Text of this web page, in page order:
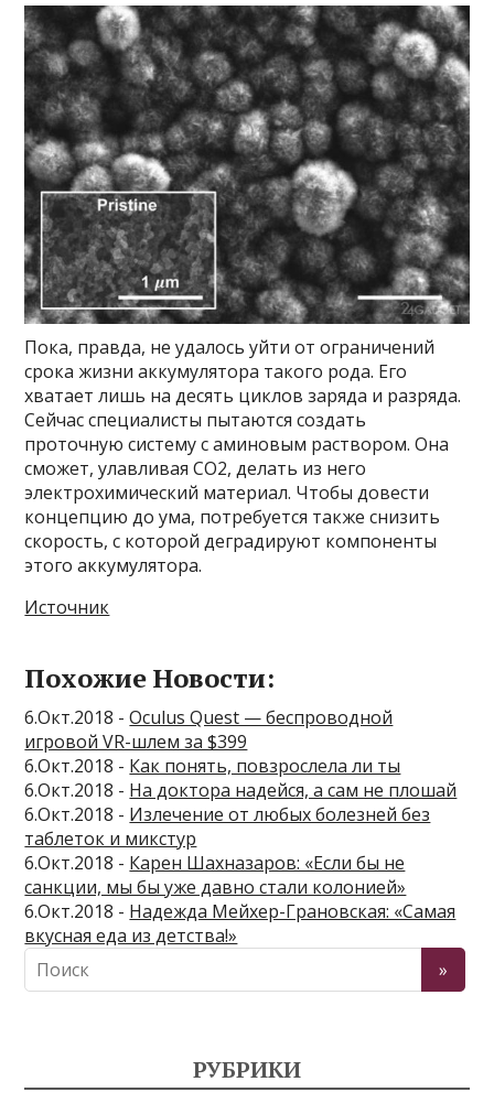
Пока, правда, не удалось уйти от ограничений
срока жизни аккумулятора такого рода. Его
хватает лишь на десять циклов заряда и разряда.
Сейчас специалисты пытаются создать
проточную систему с аминовым раствором. Она
сможет, улавливая CO2, делать из него
электрохимический материал. Чтобы довести
концепцию до ума, потребуется также снизить
скорость, с которой деградируют компоненты
этого аккумулятора.
Источник
Похожие Новости:
6.Окт.2018 -Oculus Quest — беспроводной
игровой VR-шлем за $399
6.Окт.2018 - Как понять, повзрослела ли ты
6.Окт.2018 - На доктора надейся, а сам не плошай
6.Окт.2018 - Излечение от любых болезней без
таблеток и микстур
6.Окт.2018 - Карен Шахназаров: «Если бы не
санкции, мы бы уже давно стали колонией»
6.Окт.2018 - Надежда Мейхер-Грановская: «Самая
вкусная еда из детства!»
РУБРИКИ